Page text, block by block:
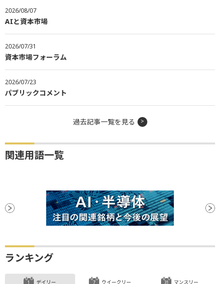
2026/08/07
AIと資本市場
2026/07/31
資本市場フォーラム
2026/07/23
パブリックコメント
過去記事一覧を見る
関連用語一覧
ランキング
デイリー ウイークリー マンスリー